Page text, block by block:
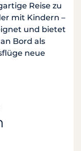
Reise zu
mit Kindern –
und bietet
Bord als
neue